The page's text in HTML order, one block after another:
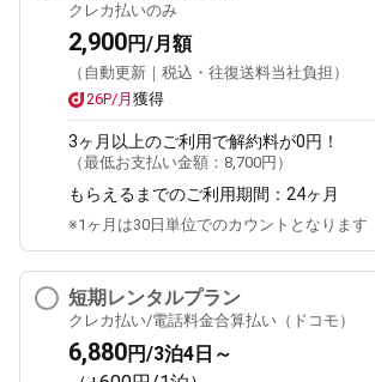
クレカ払いのみ
2,900円/月額
（自動更新｜税込・往復送料当社負担）
26P/月 獲得
3ヶ月 以上のご利用で解約料が0円！
（最低お支払い金額： 8,700円 ）
もらえるまでのご利用期間： 24ヶ月
※1ヶ月は30日単位でのカウントとなります
短期レンタルプラン
クレカ払い/電話料金合算払い（ドコモ）
6,880円/3泊4日～